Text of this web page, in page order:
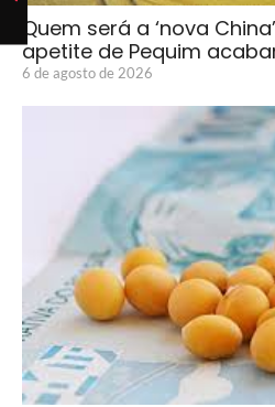
Quem será a ‘nova
apetite de Pequim
6 de agosto de 2026